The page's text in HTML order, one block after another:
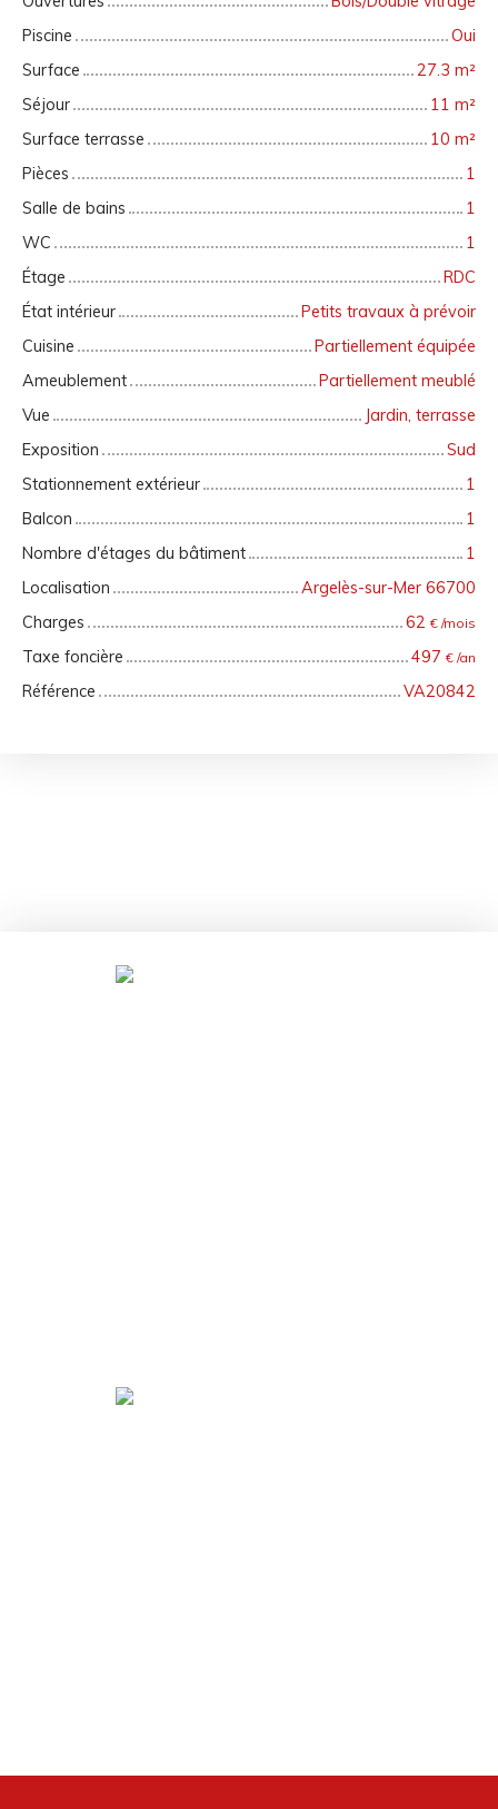
Piscine
Oui
Surface
27.3 m²
Séjour
11 m²
Surface terrasse
10 m²
Pièces
1
Salle de bains
1
WC
1
Étage
RDC
État intérieur
Petits travaux à prévoir
Cuisine
Partiellement équipée
Ameublement
Partiellement meublé
Vue
Jardin, terrasse
Exposition
Sud
Stationnement extérieur
1
Balcon
1
Nombre d'étages du bâtiment
1
Localisation
Argelès-sur-Mer 66700
Charges
62€ /mois
Taxe foncière 497€ /an
Référence VA20842